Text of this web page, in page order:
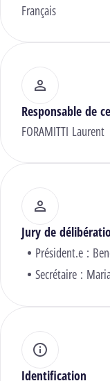
Français
Responsable de
FORAMITTI Laurent
Jury de
Président.e :
Secrétaire :
Identification